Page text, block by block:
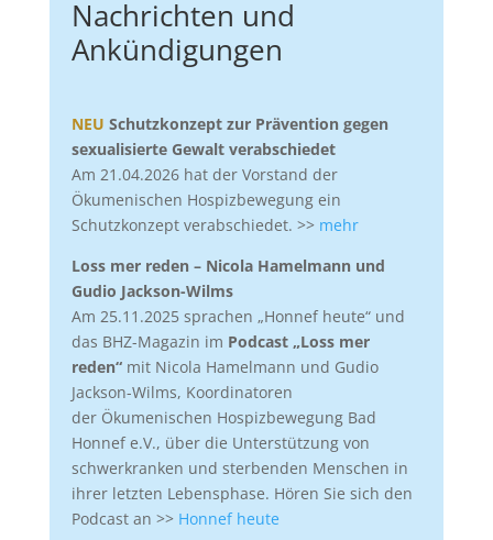
Nachrichten und
Ankündigungen
NEU Schutzkonzept zur Prävention gegen
sexualisierte Gewalt verabschiedet
Am 21.04.2026 hat der Vorstand der
Ökumenischen Hospizbewegung ein
Schutzkonzept verabschiedet. >> mehr
Loss mer reden – Nicola Hamelmann und
Gudio Jackson-Wilms
Am 25.11.2025 sprachen „Honnef heute“ und
das BHZ-Magazin im Podcast „Loss mer
reden“mit Nicola Hamelmann und Gudio
Jackson-Wilms, Koordinatoren
der Ökumenischen Hospizbewegung Bad
Honnef e.V., über die Unterstützung von
schwerkranken und sterbenden Menschen in
ihrer letzten Lebensphase. Hören Sie sich den
Podcast an >> Honnef heute